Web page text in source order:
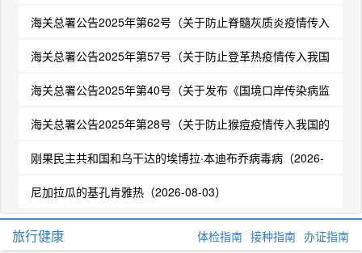
入我国的公告）（2026-05-18）
海关总署公告2025年第62号（关于防止脊髓灰质炎疫情传入
我国的公告）
海关总署公告2025年第57号（关于防止登革热疫情传入我国
的公告）
海关总署公告2025年第40号（关于发布《国境口岸传染病监
测实施办法》的公告）
海关总署公告2025年第28号（关于防止猴痘疫情传入我国的
公告）
刚果民主共和国和乌干达的埃博拉·本迪布乔病毒病（2026-
08-04）
尼加拉瓜的基孔肯雅热（2026-08-03）
旅行健康 体检指南 接种指南 办证指南